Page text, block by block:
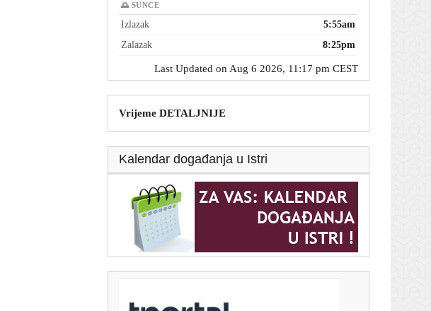
🌅 SUNCE
Izlazak
5:55am
Zalazak
8:25pm
Last Updated on Aug 6 2026, 11:17 pm CEST
Vrijeme DETALJNIJE
Kalendar događanja u Istri
T-portal.hr
Ključni minerali ruše rekorde: Cijena samo jednog